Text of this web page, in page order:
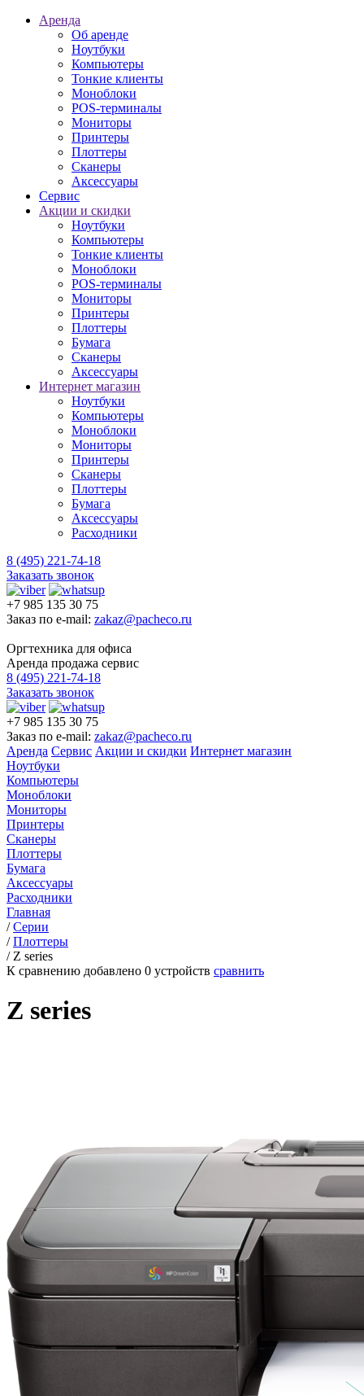
Аренда
Об аренде
Ноутбуки
Компьютеры
Тонкие клиенты
Моноблоки
POS-терминалы
Мониторы
Принтеры
Плоттеры
Сканеры
Аксессуары
Сервис
Акции и скидки
Ноутбуки
Компьютеры
Тонкие клиенты
Моноблоки
POS-терминалы
Мониторы
Принтеры
Плоттеры
Бумага
Сканеры
Аксессуары
Интернет магазин
Ноутбуки
Компьютеры
Моноблоки
Мониторы
Принтеры
Сканеры
Плоттеры
Бумага
Аксессуары
Расходники
8 (495) 221-74-18
Заказать звонок
+7 985 135 30 75
Заказ по e-mail: zakaz@pacheco.ru
Оргтехника для офиса
Аренда продажа сервис
8 (495) 221-74-18
Заказать звонок
+7 985 135 30 75
Заказ по e-mail: zakaz@pacheco.ru
Аренда Сервис Акции и скидки Интернет магазин
Ноутбуки
Компьютеры
Моноблоки
Мониторы
Принтеры
Сканеры
Плоттеры
Бумага
Аксессуары
Расходники
Главная
/Серии
/Плоттеры
/ Z series
К сравнению добавлено 0 устройств сравнить
Z series